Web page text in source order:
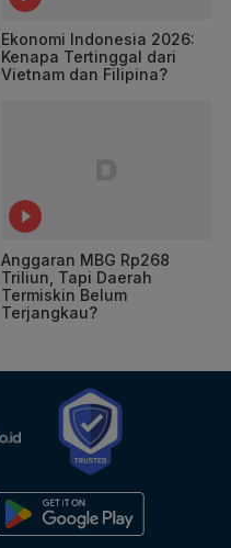
Ekonomi Indonesia 2026:
Kenapa Tertinggal dari
Vietnam dan Filipina?
Anggaran MBG Rp268
Triliun, Tapi Daerah
Termiskin Belum
Terjangkau?